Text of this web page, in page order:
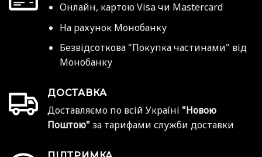
Онлайн, картою Visa чи Mastercard
На рахунок Монобанку
Безвідсоткова "Покупка частинами" від
Монобанку
ДОСТАВКА
Доставляємо по всій Україні "Новою
Поштою" за тарифами служби доставки